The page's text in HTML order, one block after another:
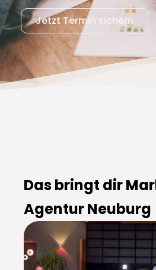
Jetzt Termin sichern
Das bringt dir
Agentur Neuburg